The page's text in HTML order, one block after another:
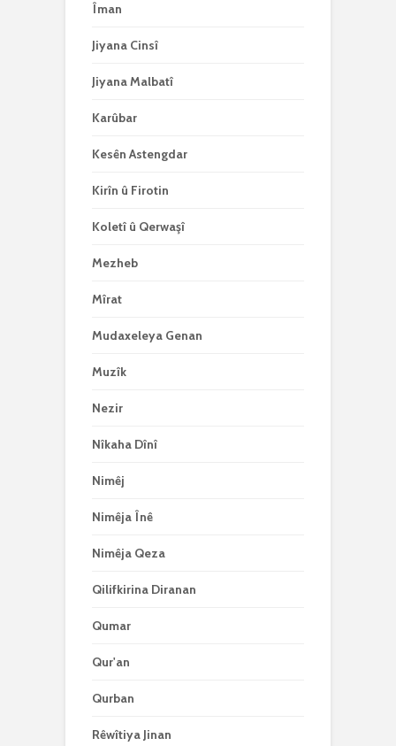
Îman
Jiyana Cinsî
Jiyana Malbatî
Karûbar
Kesên Astengdar
Kirîn û Firotin
Koletî û Qerwaşî
Mezheb
Mîrat
Mudaxeleya Genan
Muzîk
Nezir
Nîkaha Dînî
Nimêj
Nimêja Înê
Nimêja Qeza
Qilifkirina Diranan
Qumar
Qur'an
Qurban
Rêwîtiya Jinan